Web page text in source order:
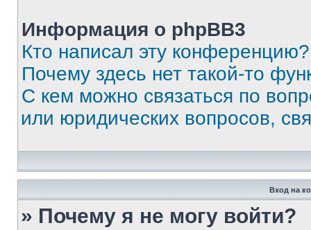
Информация о phpBB3
Кто написал эту конференцию?
Почему здесь нет такой-то
С кем можно связаться по
или юридических вопросов,
Вход на
» Почему я не могу войти?